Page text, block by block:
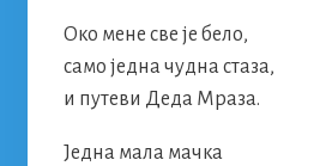
Око мене све је бело,
само једна чудна стаза,
и путеви Деда Мраза.
Једна мала мачка